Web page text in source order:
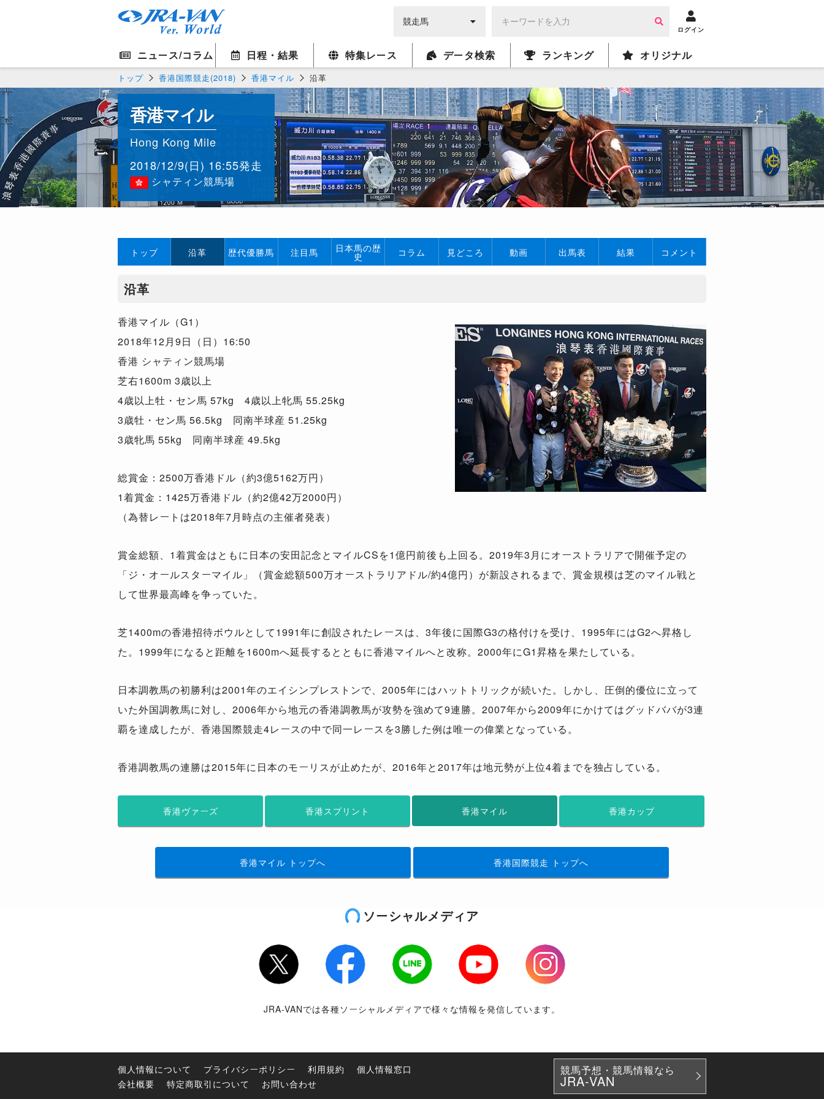
ログイン
ニュース/コラム 日程・結果 特集レース データ検索 ランキング オリジナル
トップ 香港国際競走(2018) 香港マイル 沿革
香港マイル
Hong Kong Mile
2018/12/9(日) 16:55発走
シャティン競馬場
トップ 沿革 歴代優勝馬 注目馬 日本馬の歴
史 コラム 見どころ 動画 出馬表 結果 コメント
沿革
香港マイル（G1）
2018年12月9日（日）16:50
香港 シャティン競馬場
芝右1600m 3歳以上
4歳以上牡・セン馬 57kg 4歳以上牝馬 55.25kg
3歳牡・セン馬 56.5kg 同南半球産 51.25kg
3歳牝馬 55kg 同南半球産 49.5kg
総賞金：2500万香港ドル（約3億5162万円）
1着賞金：1425万香港ドル（約2億42万2000円）
（為替レートは2018年7月時点の主催者発表）
賞金総額、1着賞金はともに日本の安田記念とマイルCSを1億円前後も上回る。2019年3月にオーストラリアで開催予定の
「ジ・オールスターマイル」（賞金総額500万オーストラリアドル/約4億円）が新設されるまで、賞金規模は芝のマイル戦と
して世界最高峰を争っていた。
芝1400mの香港招待ボウルとして1991年に創設されたレースは、3年後に国際G3の格付けを受け、1995年にはG2へ昇格し
た。1999年になると距離を1600mへ延長するとともに香港マイルへと改称。2000年にG1昇格を果たしている。
日本調教馬の初勝利は2001年のエイシンプレストンで、2005年にはハットトリックが続いた。しかし、圧倒的優位に立って
いた外国調教馬に対し、2006年から地元の香港調教馬が攻勢を強めて9連勝。2007年から2009年にかけてはグッドババが3連
覇を達成したが、香港国際競走4レースの中で同一レースを3勝した例は唯一の偉業となっている。
香港調教馬の連勝は2015年に日本のモーリスが止めたが、2016年と2017年は地元勢が上位4着までを独占している。
香港ヴァーズ 香港スプリント 香港マイル 香港カップ
香港マイル トップへ 香港国際競走 トップへ
ソーシャルメディア
Twitter LINE Youtube
Instagram
JRA-VANでは各種ソーシャルメディアで様々な情報を発信しています。
個人情報について プライバシーポリシー 利用規約
個人情報窓口
会社概要
特定商取引について お問い合わせ
競馬予想・競馬情報なら
JRA-VAN